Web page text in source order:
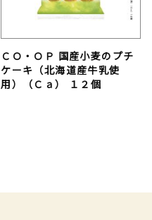
ＣＯ・ＯＰ 国産小麦のプチ
ケーキ（北海道産牛乳使
用）（Ｃａ） １２個